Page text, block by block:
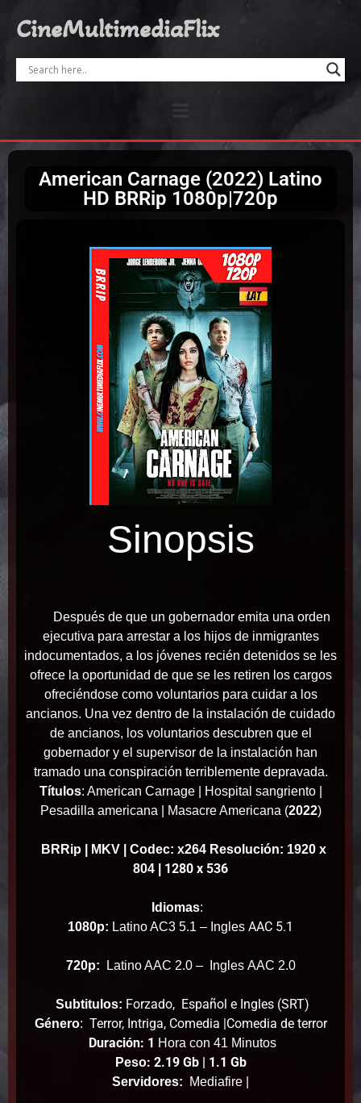
CineMultimediaFlix
American Carnage (2022) Latino
HD BRRip 1080p|720p
Sinopsis
Después de que un gobernador emita una orden
ejecutiva para arrestar a los hijos de inmigrantes
indocumentados, a los jóvenes recién detenidos se les
ofrece la oportunidad de que se les retiren los cargos
ofreciéndose como voluntarios para cuidar a los
ancianos. Una vez dentro de la instalación de cuidado
de ancianos, los voluntarios descubren que el
gobernador y el supervisor de la instalación han
tramado una conspiración terriblemente depravada.
Títulos: American Carnage |
Hospital sangriento |
Pesadilla americana |
Masacre Americana (2022)
BRRip
| MKV | Codec: x264 Resolución: 1920 x
804 | 1280 x 536
Idiomas:
1080p: Latino AC3 5.1 – Ingles AAC 5.1
720p: Latino AAC 2.0 – Ingles AAC 2.0
Subtitulos: Forzado, Español e Ingles (SRT)
Género: Terror, Intriga, Comedia |Comedia de terror
Duración: 1 Hora con 41 Minutos
Peso: 2.19 Gb | 1.1 Gb
Servidores: Mediafire |